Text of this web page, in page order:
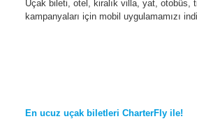
Uçak bileti, otel, kiralık villa, yat, otobüs,
kampanyaları için mobil uygulamamızı
En ucuz uçak biletleri CharterFly ile!